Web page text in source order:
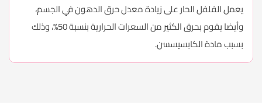
يعمل الفلفل الحار على زيادة معدل حرق الدهون في الجسم،
وأيضا يقوم بحرق الكثير من السعرات الحرارية بنسبة 50%، وذلك
بسبب مادة الكابسيسسن.